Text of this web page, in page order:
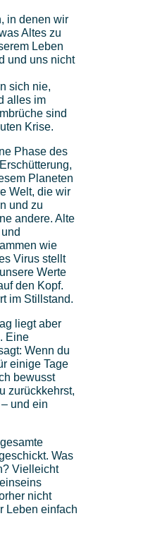
in denen wir
Altes zu
Leben
und uns nicht
sich nie,
alles im
sind
Krise.
Phase des
Planeten
Welt, die wir
und zu
andere. Alte
wie
Virus stellt
Werte
den Kopf.
im Stillstand.
liegt aber
Eine
Wenn du
einige Tage
bewusst
zurückkehrst,
und ein
Was
Vielleicht
nicht
Leben einfach